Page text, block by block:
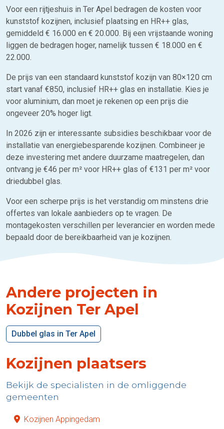
Voor een rijtjeshuis in Ter Apel bedragen de kosten voor
kunststof kozijnen, inclusief plaatsing en HR++ glas,
gemiddeld € 16.000 en € 20.000. Bij een vrijstaande woning
liggen de bedragen hoger, namelijk tussen € 18.000 en €
22.000.
De prijs van een standaard kunststof kozijn van 80×120 cm
start vanaf €850, inclusief HR++ glas en installatie. Kies je
voor aluminium, dan moet je rekenen op een prijs die
ongeveer 20% hoger ligt.
In 2026 zijn er interessante subsidies beschikbaar voor de
installatie van energiebesparende kozijnen. Combineer je
deze investering met andere duurzame maatregelen, dan
ontvang je €46 per m² voor HR++ glas of €131 per m² voor
driedubbel glas.
Voor een scherpe prijs is het verstandig om minstens drie
offertes van lokale aanbieders op te vragen. De
montagekosten verschillen per leverancier en worden mede
bepaald door de bereikbaarheid van je kozijnen.
Andere projecten in
Kozijnen Ter Apel
Dubbel glas in Ter Apel
Kozijnen plaatsers
Bekijk de specialisten in de omliggende
gemeenten
Kozijnen Appingedam